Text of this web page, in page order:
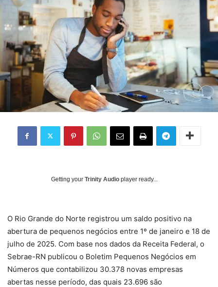
Getting your Trinity Audio player ready...
O Rio Grande do Norte registrou um saldo positivo na
abertura de pequenos negócios entre 1º de janeiro e 18 de
julho de 2025. Com base nos dados da Receita Federal, o
Sebrae-RN publicou o Boletim Pequenos Negócios em
Números que contabilizou 30.378 novas empresas
abertas nesse período, das quais 23.696 são